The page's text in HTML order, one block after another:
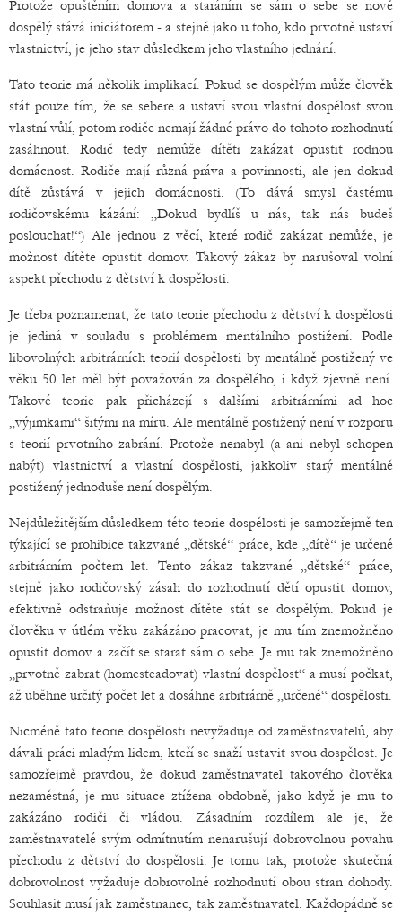
Protože opuštěním domova a staráním se sám o sebe se nově
dospělý stává iniciátorem - a stejně jako u toho, kdo prvotně ustaví
vlastnictví, je jeho stav důsledkem jeho vlastního jednání.
Tato teorie má několik implikací. Pokud se dospělým může člověk
stát pouze tím, že se sebere a ustaví svou vlastní dospělost svou
vlastní vůlí, potom rodiče nemají žádné právo do tohoto rozhodnutí
zasáhnout. Rodič tedy nemůže dítěti zakázat opustit rodnou
domácnost. Rodiče mají různá práva a povinnosti, ale jen dokud
dítě zůstává v jejich domácnosti. (To dává smysl častému
rodičovskému kázání: „Dokud bydlíš u nás, tak nás budeš
poslouchat!“) Ale jednou z věcí, které rodič zakázat nemůže, je
možnost dítěte opustit domov. Takový zákaz by narušoval volní
aspekt přechodu z dětství k dospělosti.
Je třeba poznamenat, že tato teorie přechodu z dětství k dospělosti
je jediná v souladu s problémem mentálního postižení. Podle
libovolných arbitrárních teorií dospělosti by mentálně postižený ve
věku 50 let měl být považován za dospělého, i když zjevně není.
Takové teorie pak přicházejí s dalšími arbitrárními ad hoc
„výjimkami“ šitými na míru. Ale mentálně postižený není v rozporu
s teorií prvotního zabrání. Protože nenabyl (a ani nebyl schopen
nabýt) vlastnictví a vlastní dospělosti, jakkoliv starý mentálně
postižený jednoduše není dospělým.
Nejdůležitějším důsledkem této teorie dospělosti je samozřejmě ten
týkající se prohibice takzvané „dětské“ práce, kde „dítě“ je určené
arbitrárním počtem let. Tento zákaz takzvané „dětské“ práce,
stejně jako rodičovský zásah do rozhodnutí dětí opustit domov,
efektivně odstraňuje možnost dítěte stát se dospělým. Pokud je
člověku v útlém věku zakázáno pracovat, je mu tím znemožněno
opustit domov a začít se starat sám o sebe. Je mu tak znemožněno
„prvotně zabrat (homesteadovat) vlastní dospělost“ a musí počkat,
až uběhne určitý počet let a dosáhne arbitrárně „určené“ dospělosti.
Nicméně tato teorie dospělosti nevyžaduje od zaměstnavatelů, aby
dávali práci mladým lidem, kteří se snaží ustavit svou dospělost. Je
samozřejmě pravdou, že dokud zaměstnavatel takového člověka
nezaměstná, je mu situace ztížena obdobně, jako když je mu to
zakázáno rodiči či vládou. Zásadním rozdílem ale je, že
zaměstnavatelé svým odmítnutím nenarušují dobrovolnou povahu
přechodu z dětství do dospělosti. Je tomu tak, protože skutečná
dobrovolnost vyžaduje dobrovolné rozhodnutí obou stran dohody.
Souhlasit musí jak zaměstnanec, tak zaměstnavatel. Každopádně se